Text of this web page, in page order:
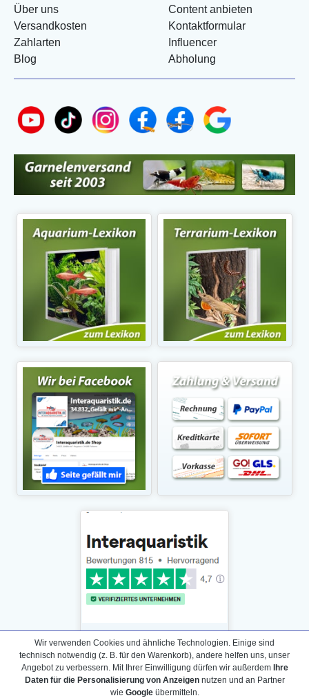
Über uns
Versandkosten
Zahlarten
Blog
Content anbieten
Kontaktformular
Influencer
Abholung
Daten­schutz­erklärung
Wir verwenden Cookies und ähnliche Technologien. Einige sind
technisch notwendig (z. B. für den Warenkorb), andere helfen uns, unser
Angebot zu verbessern. Mit Ihrer Einwilligung dürfen wir außerdem Ihre
Daten für die Personalisierung von Anzeigennutzen und an Partner
wie Googleübermitteln.